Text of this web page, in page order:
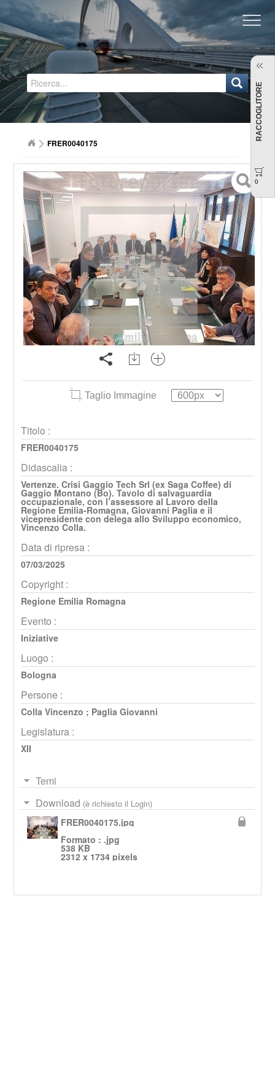
Regione Emilia-Romagna
FRER0040175
Taglio Immagine
Titolo :
FRER0040175
Didascalia :
Vertenze. Crisi Gaggio Tech Srl (ex Saga Coffee) di
Gaggio Montano (Bo). Tavolo di salvaguardia
occupazionale, con l’assessore al Lavoro della
Regione Emilia-Romagna, Giovanni Paglia e il
vicepresidente con delega allo Sviluppo economico,
Vincenzo Colla.
Data di ripresa :
07/03/2025
Copyright :
Regione Emilia Romagna
Evento :
Iniziative
Luogo :
Bologna
Persone :
Colla Vincenzo ; Paglia Giovanni
Legislatura :
XII
Temi
Download (è richiesto il Login)
FRER0040175.jpg
Formato : .jpg
538 KB
2312 x 1734 pixels
RACCOGLITORE
0